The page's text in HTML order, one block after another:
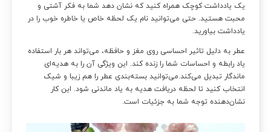
یک یادداشت کوچک همراه کنید که نشان دهد شما به فکر آشتی و
محبت هستید. حتی می‌توانید نام یک لحظه خاص یا خاطره خوب را در
یادداشت بیاورید.
عطر به دلیل تاثیر احساسی روی مغز و حافظه، می‌تواند هر بار استفاده
یاد رابطه و احساسات شما را زنده کند. این ویژگی آن را به هدیه‌ای
ماندگار تبدیل می‌کند.می‌توانید بسته‌بندی عطر را هم زیبا و شیک
انتخاب کنید تا لحظه دریافت هدیه به یاد ماندنی شود. این کار
نشان‌دهنده توجه شما به جزئیات است.